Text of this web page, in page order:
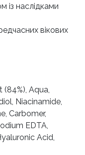
із наслідками
вікових
Aqua,
Niacinamide,
Carbomer,
EDTA,
Acid,